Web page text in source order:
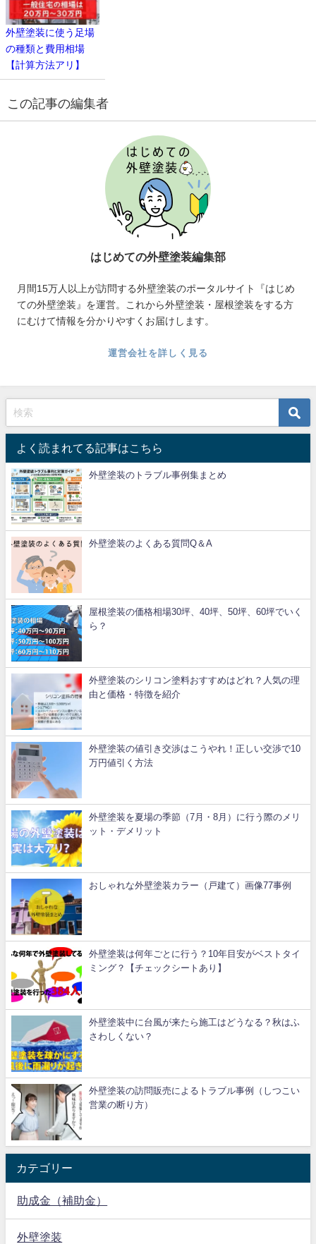
外壁塗装に使う足場
の種類と費用相場
【計算方法アリ】
この記事の編集者
はじめての外壁塗装編集部
月間15万人以上が訪問する外壁塗装のポータルサイト『はじめ
ての外壁塗装』を運営。これから外壁塗装・屋根塗装をする方
にむけて情報を分かりやすくお届けします。
運営会社を詳しく見る
よく読まれてる記事はこちら
外壁塗装のトラブル事例集まとめ
外壁塗装のよくある質問Q＆A
屋根塗装の価格相場30坪、40坪、50坪、60坪でいく
ら？
外壁塗装のシリコン塗料おすすめはどれ？人気の理
由と価格・特徴を紹介
外壁塗装の値引き交渉はこうやれ！正しい交渉で10
万円値引く方法
外壁塗装を夏場の季節（7月・8月）に行う際のメリ
ット・デメリット
おしゃれな外壁塗装カラー（戸建て）画像77事例
外壁塗装は何年ごとに行う？10年目安がベストタイ
ミング？【チェックシートあり】
外壁塗装中に台風が来たら施工はどうなる？秋はふ
さわしくない？
外壁塗装の訪問販売によるトラブル事例（しつこい
営業の断り方）
カテゴリー
助成金（補助金）
外壁塗装